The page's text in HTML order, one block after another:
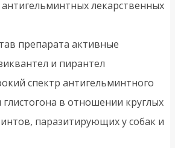
лекарственных
препарата активные
и пирантел
спектр антигельминтного
в отношении круглых
паразитирующих у собак и